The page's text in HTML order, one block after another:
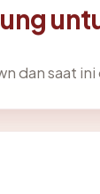
dan saat